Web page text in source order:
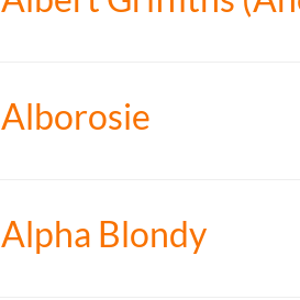
Alborosie
Alpha Blondy